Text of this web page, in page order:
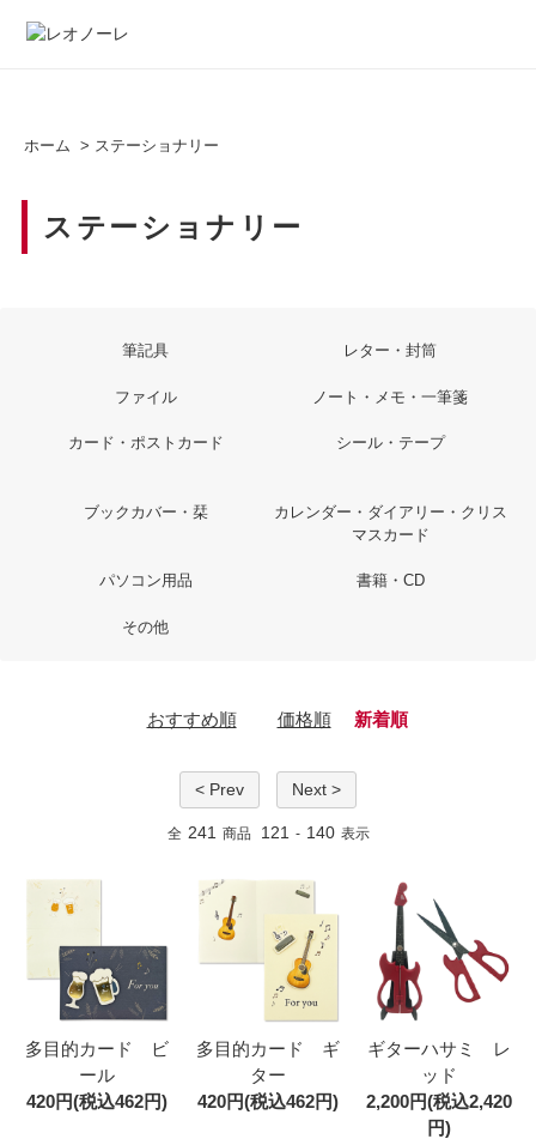
ホーム > ステーショナリー
ステーショナリー
筆記具 レター・封筒
ファイル ノート・メモ・一筆箋
カード・ポストカード シール・テープ
ブックカバー・栞
カレンダー・ダイアリー・クリス
マスカード
パソコン用品 書籍・CD
その他
おすすめ順 価格順 新着順
< Prev Next >
全 241 商品 121 - 140 表示
多目的カード ビ
ール
420円(税込462円)
多目的カード ギ
ター
420円(税込462円)
ギターハサミ レ
ッド
2,200円(税込2,420
円)